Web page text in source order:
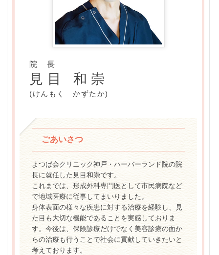
院 長
見目 和崇
(けんもく かずたか)
ごあいさつ
よつば会クリニック神戸・ハーバーランド院の院
長に就任した見目和崇です。
これまでは、形成外科専門医として市民病院など
で地域医療に従事してまいりました。
身体表面の様々な疾患に対する治療を経験し、見
た目も大切な機能であることを実感しておりま
す。今後は、保険診療だけでなく美容診療の面か
らの治療も行うことで社会に貢献していきたいと
考えております。